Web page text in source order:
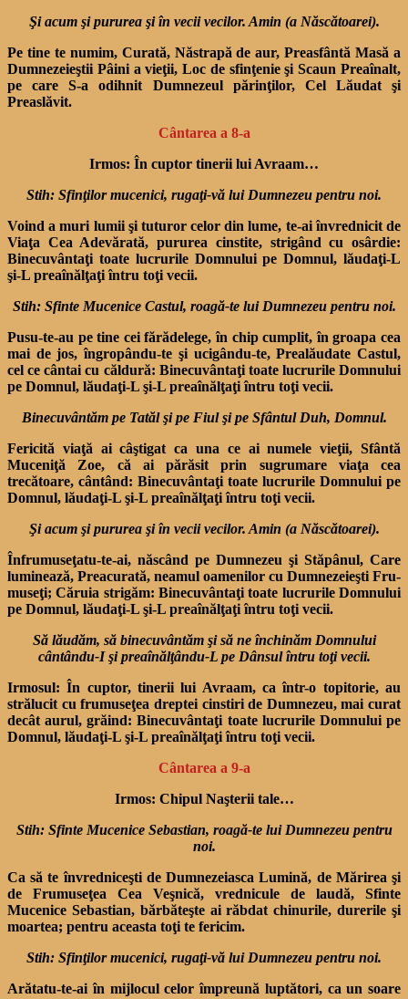
Şi acum şi pururea şi în vecii vecilor. Amin (a Născătoarei).
Pe tine te numim, Curată, Năstrapă de aur, Preasfântă Masă a
Dumnezeieştii Pâini a vieţii, Loc de sfinţenie şi Scaun Preaînalt,
pe care S-a odihnit Dumnezeul părinţilor, Cel Lău­dat şi
Preaslăvit.
Cântarea a 8-a
Irmos: În cuptor tinerii lui Avraam…
Stih: Sfinţilor mucenici, rugaţi-vă lui Dumnezeu pentru noi.
Voind a muri lumii şi tu­turor celor din lume, te-ai învrednicit de
Viaţa Cea Adevărată, pururea cinstite, strigând cu osârdie:
Binecuvântaţi toate lucrurile Domnu­lui pe Domnul, lăudaţi-L
şi-L preaînălţaţi întru toţi vecii.
Stih: Sfinte Mucenice Castul, roagă-te lui Dumnezeu pentru noi.
Pusu-te-au pe tine cei fărădelege, în chip cumplit, în groapa cea
mai de jos, îngropându-te şi ucigându-te, Prealăudate Cas­tul,
cel ce cântai cu căldură: Binecuvântaţi toate lucrurile Domnului
pe Domnul, lăudaţi-L şi-L preaînălţaţi întru toţi vecii.
Binecuvântăm pe Tatăl şi pe Fiul şi pe Sfântul Duh, Domnul.
Fericită viaţă ai câştigat ca una ce ai numele vieţii, Sfântă
Muceniţă Zoe, că ai părăsit prin sugru­mare viaţa cea
trecătoare, cân­tând: Binecuvântaţi toate lu­crurile Domnului pe
Domnul, lăudaţi-L şi-L preaînălţaţi întru toţi vecii.
Şi acum şi pururea şi în vecii vecilor. Amin (a Născătoarei).
Înfrumuseţatu-te-ai, născând pe Dumnezeu şi Stăpânul, Care
luminează, Preacurată, neamul oa­menilor cu Dumnezeieşti Fru­
museţi; Căruia strigăm: Bine­cuvântaţi toate lucrurile Dom­nului
pe Domnul, lăudaţi-L şi-L preaînălţaţi întru toţi vecii.
Să lăudăm, să binecuvântăm şi să ne în­chinăm Domnului
cântându-I şi preaînălţându-L pe Dânsul întru toţi vecii.
Irmosul:În cuptor, tinerii lui Avraam, ca într-o topitorie, au
stră­lucit cu frumuseţea dreptei cinstiri de Dumnezeu, mai curat
decât aurul, grăind: Binecuvântaţi toate lucrurile Domnului pe
Domnul, lăudaţi-L şi-L preaînălţaţi întru toţi vecii.
Cântarea a 9-a
Irmos: Chipul Naşterii tale…
Stih: Sfinte Mucenice Sebastian, roagă-te lui Dumnezeu pentru
noi.
Ca să te învredniceşti de Dumnezeiasca Lumină, de Mărirea şi
de Frumuseţea Cea Veşnică, vrednicule de laudă, Sfinte
Mucenice Sebastian, bărbăteşte ai răbdat chinurile, durerile şi
moartea; pentru aceasta toţi te fericim.
Stih: Sfinţilor mucenici, rugaţi-vă lui Dumnezeu pentru noi.
Arătatu-te-ai în mijlocul ce­lor împreună luptători, ca un soare